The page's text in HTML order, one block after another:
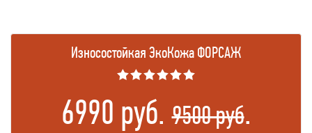
Износостойкая ЭкоКожа ФОРСАЖ
★★★★★★
6990 руб.9500 руб.